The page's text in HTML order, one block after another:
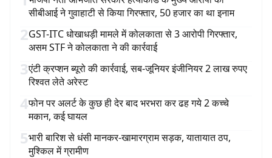
सीबीआई ने गुवाहाटी से किया गिरफ्तार, 50 हजार का था इनाम
2GST-ITC धोखाधड़ी मामले में कोलकाता से 3 आरोपी गिरफ्तार,
असम STF ने कोलकाता ने की कार्रवाई
3एंटी क्रप्शन ब्यूरो की कार्रवाई, सब-जूनियर इंजीनियर 2 लाख रुपए
रिश्वत लेते अरेस्ट
4फोन पर अलर्ट के कुछ ही देर बाद भरभरा कर ढह गये 2 कच्चे
मकान, कई घायल
5भारी बारिश से धंसी मानकर-खामारग्राम सड़क, यातायात ठप,
मुश्किल में ग्रामीण